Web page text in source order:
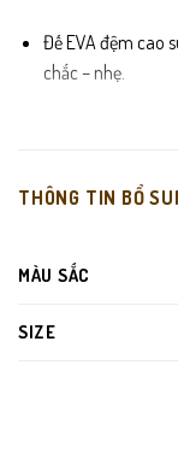
Đế EVA đệm cao
chắc – nhẹ.
Dây buộc co
Trọng lượng siêu
THÔNG TIN BỔ
MÀU SẮC
SIZE